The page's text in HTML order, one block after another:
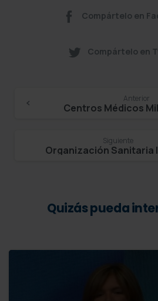
Compártelo en
Compártelo en
Continue
Anterior
Siguiente
Quizás pueda